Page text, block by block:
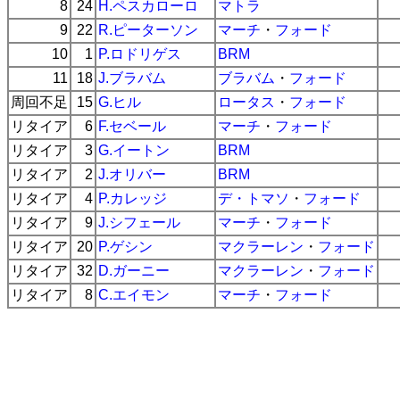
8 24 H.ペスカローロ
マトラ
9
22 R.ピーターソン マーチ ・ フォード
10
1 P.ロドリゲス
BRM
11
18 J.ブラバム ブラバム ・ フォード
周回不足
15 G.ヒル ロータス ・ フォード
リタイア
6 F.セベール マーチ ・ フォード
リタイア
3 G.イートン
BRM
リタイア
2 J.オリバー
BRM
リタイア
4 P.カレッジ デ・トマソ ・ フォード
リタイア
9 J.シフェール マーチ ・ フォード
リタイア
20 P.ゲシン マクラーレン ・ フォード
リタイア
32 D.ガーニー マクラーレン ・ フォード
リタイア
8 C.エイモン マーチ ・ フォード